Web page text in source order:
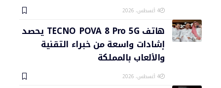
4 أغسطس، 2026
هاتف TECNO POVA 8 Pro 5G يحصد
إشادات واسعة من خبراء التقنية
والألعاب بالمملكة
4 أغسطس، 2026